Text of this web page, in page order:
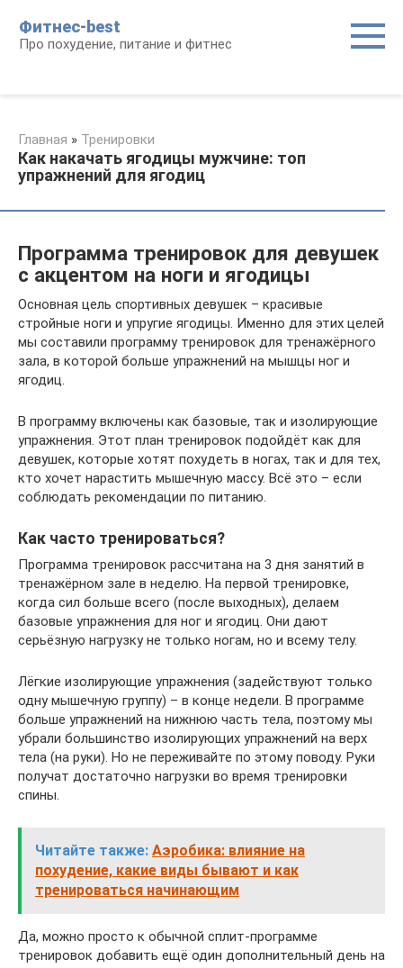
контенту
Фитнес-best
Про похудение, питание и фитнес
Главная » Тренировки
Как накачать ягодицы мужчине: топ
упражнений для ягодиц
Программа тренировок для девушек
с акцентом на ноги и ягодицы
Основная цель спортивных девушек – красивые
стройные ноги и упругие ягодицы. Именно для этих целей
мы составили программу тренировок для тренажёрного
зала, в которой больше упражнений на мышцы ног и
ягодиц.
В программу включены как базовые, так и изолирующие
упражнения. Этот план тренировок подойдёт как для
девушек, которые хотят похудеть в ногах, так и для тех,
кто хочет нарастить мышечную массу. Всё это – если
соблюдать рекомендации по питанию.
Как часто тренироваться?
Программа тренировок рассчитана на 3 дня занятий в
тренажёрном зале в неделю. На первой тренировке,
когда сил больше всего (после выходных), делаем
базовые упражнения для ног и ягодиц. Они дают
серьёзную нагрузку не только ногам, но и всему телу.
Лёгкие изолирующие упражнения (задействуют только
одну мышечную группу) – в конце недели. В программе
больше упражнений на нижнюю часть тела, поэтому мы
убрали большинство изолирующих упражнений на верх
тела (на руки). Но не переживайте по этому поводу. Руки
получат достаточно нагрузки во время тренировки
спины.
Читайте также: Аэробика: влияние на
похудение, какие виды бывают и как
тренироваться начинающим
Да, можно просто к обычной сплит-программе
тренировок добавить ещё один дополнительный день на